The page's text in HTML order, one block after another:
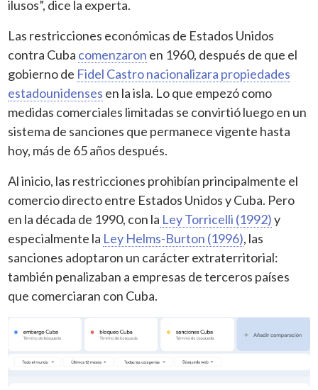
ilusos”, dice la experta.
Las restricciones económicas de Estados Unidos
contra Cuba comenzaron en 1960, después de que el
gobierno de Fidel Castro nacionalizara propiedades
estadounidenses en la isla. Lo que empezó como
medidas comerciales limitadas se convirtió luego en un
sistema de sanciones que permanece vigente hasta
hoy, más de 65 años después.
Al inicio, las restricciones prohibían principalmente el
comercio directo entre Estados Unidos y Cuba. Pero
en la década de 1990, con la Ley Torricelli (1992)y
especialmente la Ley Helms-Burton (1996), las
sanciones adoptaron un carácter extraterritorial:
también penalizaban a empresas de terceros países
que comerciaran con Cuba.